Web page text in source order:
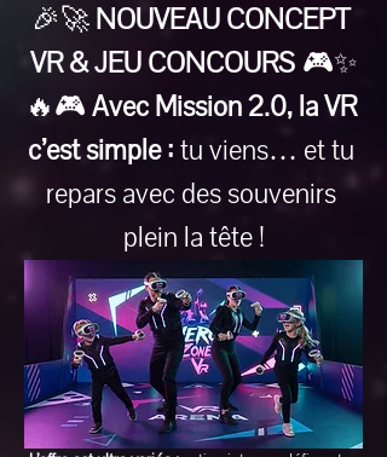
🎉🚀 NOUVEAU CONCEPT
VR & JEU CONCOURS 🎮✨
🔥🎮 Avec Mission 2.0, la VR
c’est simple : tu viens… et tu
repars avec des souvenirs
plein la tête !